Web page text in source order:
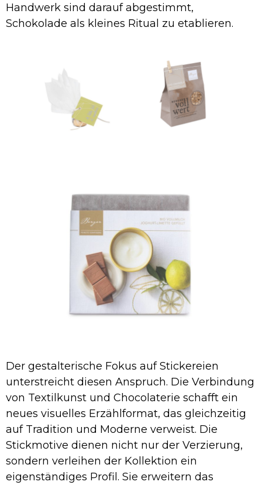
Handwerk sind darauf abgestimmt,
Schokolade als kleines Ritual zu etablieren.
Der gestalterische Fokus auf Stickereien
unterstreicht diesen Anspruch. Die Verbindung
von Textilkunst und Chocolaterie schafft ein
neues visuelles Erzählformat, das gleichzeitig
auf Tradition und Moderne verweist. Die
Stickmotive dienen nicht nur der Verzierung,
sondern verleihen der Kollektion ein
eigenständiges Profil. Sie erweitern das